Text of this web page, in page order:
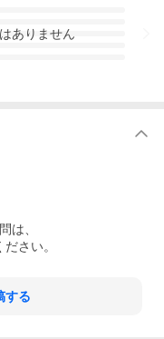
ありません
は、
さい。
する